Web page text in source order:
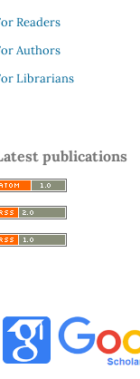
Readers
Authors
Librarians
publications